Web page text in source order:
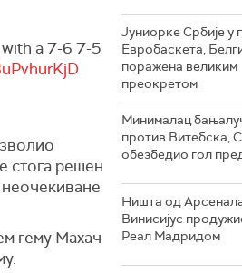
a 7-6 7-5
стога решен
неочекиване
гему Махач
Јуниорке Србије у
Евробаскета,
поражена великим
преокретом
Минималац
против Витебска,
обезбедио гол
Ништа од
Винисијус
Реал Мадридом